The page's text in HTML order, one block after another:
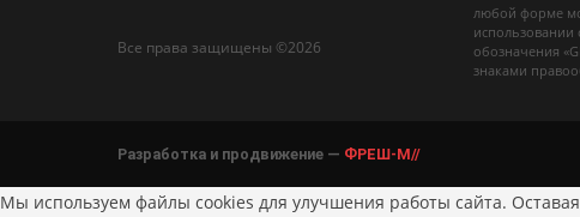
Все права защищены ©2026
любой форме
использовании
обозначения
знаками
Разработка и продвижение — ФРЕШ-М//
Мы используем файлы cookies для улучшения работы сайта.